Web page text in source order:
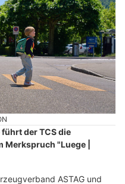
der TCS die
"Luege |
ASTAG und